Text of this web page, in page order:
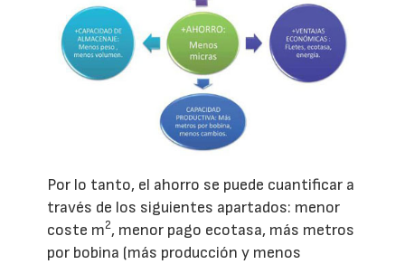
Por lo tanto, el ahorro se puede cuantificar a
través de los siguientes apartados: menor
coste m2, menor pago ecotasa, más metros
por bobina (más producción y menos